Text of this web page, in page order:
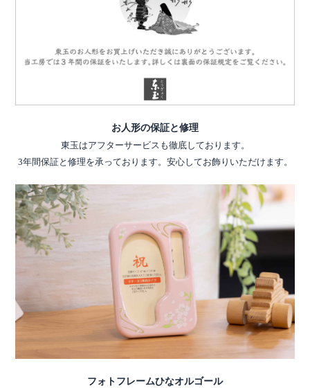
お人形の保証と修理
東玉はアフターサービスも徹底しております。
3年間保証と修理を承っております。安心してお飾りいただけます。
フォトフレームひなオルゴール